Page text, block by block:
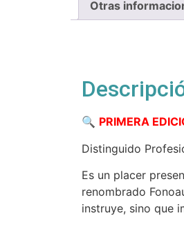
Otras
🔍 PRIMERA
Distinguido
Es un placer
renombrado
instruye, sino que